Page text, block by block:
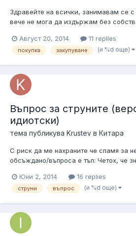
Здравейте на всички, занимавам се с
вече не мога да издържам без
за мнението ви. Ето и въпросният
http://www.ebay.de/itm/Schlagzeug-
Август 20, 2014 11 replies
покупка закупуване (и %d още)
Въпрос за струните
идиотски)
тема публикува Krustev в Китара
С риск да ме нахраните че спамя за
обсъждано/въпроса е тъп: Четох, че
около 5-6 часа, иначе по по-малко) и
2ра струна са си загубили цвета при
Юни 2, 2014 16 replies
струни въпрос (и %d още)